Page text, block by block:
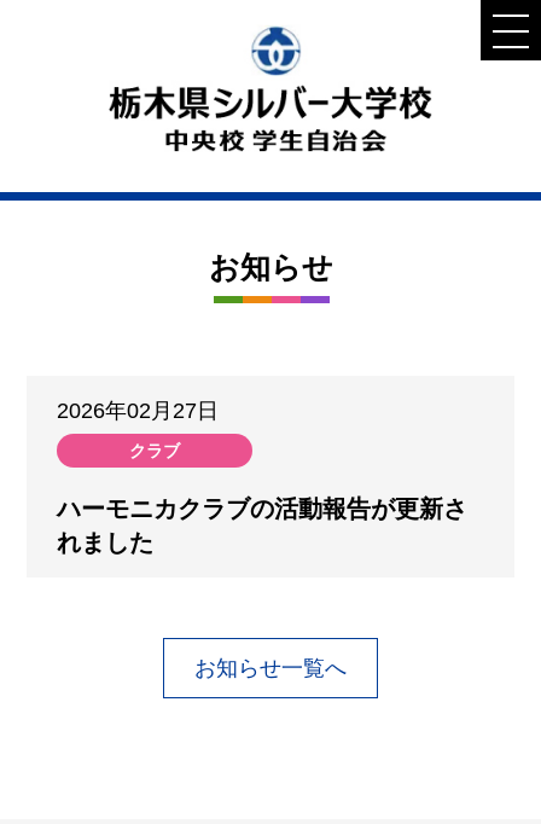
お知らせ
2026年02月27日
クラブ
ハーモニカクラブの活動報告が更新さ
れました
お知らせ一覧へ